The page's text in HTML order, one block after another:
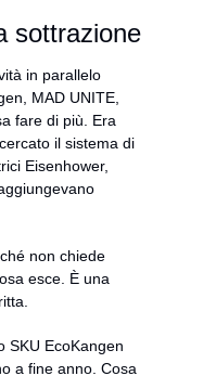
sottrazione
in parallelo
MAD UNITE,
fare di più. Era
il sistema di
Eisenhower,
non chiede
esce. È una
SKU EcoKangen
a fine anno. Cosa